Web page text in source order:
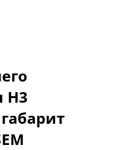
Н3